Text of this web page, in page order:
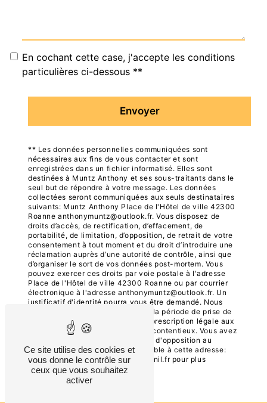
En cochant cette case, j'accepte les conditions
particulières ci-dessous **
Envoyer
** Les données personnelles communiquées sont
nécessaires aux fins de vous contacter et sont
enregistrées dans un fichier informatisé. Elles sont
destinées à Muntz Anthony et ses sous-traitants dans le
seul but de répondre à votre message. Les données
collectées seront communiquées aux seuls destinataires
suivants: Muntz Anthony Place de l'Hôtel de ville 42300
Roanne anthonymuntz@outlook.fr. Vous disposez de
droits d’accès, de rectification, d’effacement, de
portabilité, de limitation, d’opposition, de retrait de votre
consentement à tout moment et du droit d’introduire une
réclamation auprès d’une autorité de contrôle, ainsi que
d’organiser le sort de vos données post-mortem. Vous
pouvez exercer ces droits par voie postale à l'adresse
Place de l'Hôtel de ville 42300 Roanne ou par courrier
électronique à l'adresse anthonymuntz@outlook.fr. Un
justificatif d'identité pourra vous être demandé. Nous
conservons vos données pendant la période de prise de
contact puis pendant la durée de prescription légale aux
fins probatoires et de gestion des contentieux. Vous avez
le droit de vous inscrire sur la liste d'opposition au
démarchage téléphonique, disponible à cette adresse:
Bloctel.gouv.fr. Consultez le site cnil.fr pour plus
d’informations sur vos droits.
Ce site utilise des cookies et
vous donne le contrôle sur
ceux que vous souhaitez
activer